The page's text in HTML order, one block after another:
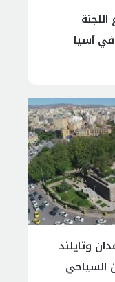
في آسيا
وتايلند
السياحي